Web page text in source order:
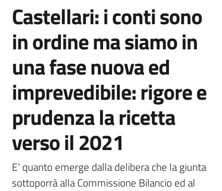
Novità
Menu selezionato
Vivere
Imola
i
s
Salta al contenuto
Castellari: i conti sono
in ordine ma siamo in
una fase nuova ed
imprevedibile: rigore e
prudenza la ricetta
verso il 2021
E’ quanto emerge dalla delibera che la giunta
sottoporrà alla Commissione Bilancio ed al